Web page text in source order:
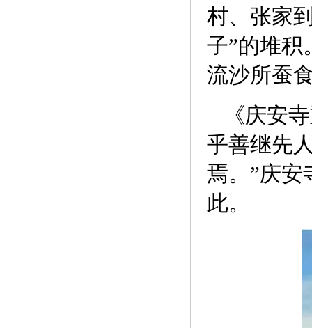
村、张家
子”的堆积
流沙所蚕
《庆安寺
乎善继先
焉。”庆安
此。